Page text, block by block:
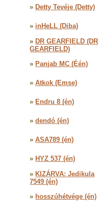
» Detty Tevéje (Detty)
» inHeLL (Diba)
» DR GEARFIELD (DR
GEARFIELD)
» Panjab MC (Één)
»Atkok (Emse)
» Endru 8 (én)
»dendó (én)
»ASA789 (én)
» HYZ 537 (én)
» KIZÁRVA: Jedikula
7549 (én)
» hosszúhétvége (én)